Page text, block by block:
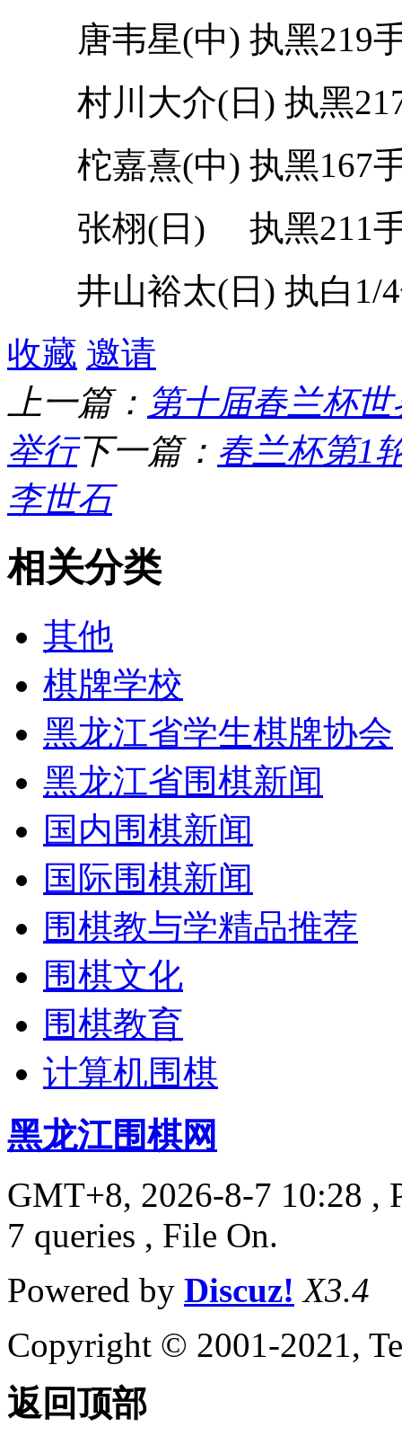
唐韦星(中) 执黑219手
村川大介(日) 执黑217
柁嘉熹(中) 执黑167手
张栩(日) 执黑211手
井山裕太(日) 执白1/4
收藏 邀请
上一篇： 第十届春兰杯
举行下一篇： 春兰杯第1
李世石
相关分类
其他
棋牌学校
黑龙江省学生棋牌协会
黑龙江省围棋新闻
国内围棋新闻
国际围棋新闻
围棋教与学精品推荐
围棋文化
围棋教育
计算机围棋
黑龙江围棋网
GMT+8, 2026-8-7 10:28 ,
7 queries , File On.
Powered by Discuz! X3.4
Copyright © 2001-2021,
返回顶部